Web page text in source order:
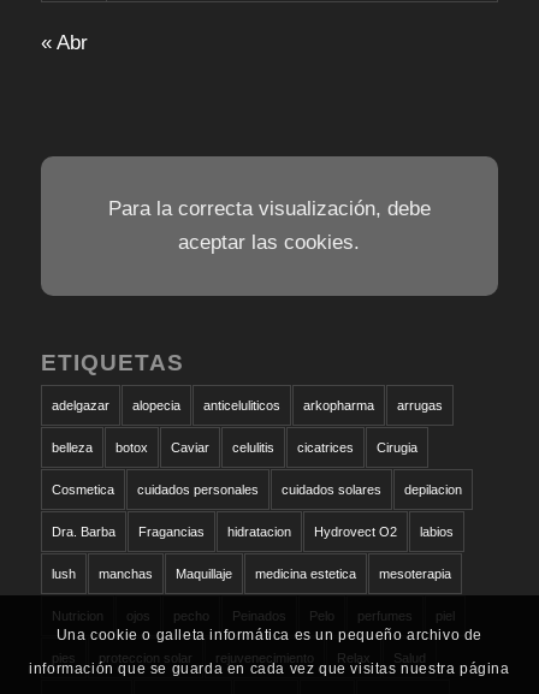
« Abr
Para la correcta visualización, debe
aceptar las cookies.
ETIQUETAS
adelgazar alopecia anticeluliticos arkopharma arrugas
belleza botox Caviar celulitis cicatrices Cirugia
Cosmetica cuidados personales cuidados solares depilacion
Dra. Barba Fragancias hidratacion Hydrovect O2 labios
lush manchas Maquillaje medicina estetica mesoterapia
Nutricion ojos pecho Peinados Pelo perfumes piel
pies proteccion solar rejuvenecimiento Relax Salud
Una cookie o galleta informática es un pequeño archivo de
información que se guarda en cada vez que visitas nuestra página